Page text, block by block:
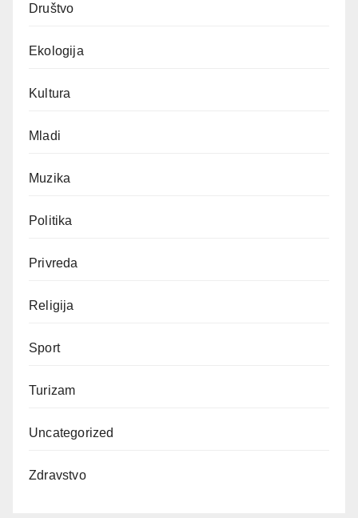
Društvo
Ekologija
Kultura
Mladi
Muzika
Politika
Privreda
Religija
Sport
Turizam
Uncategorized
Zdravstvo